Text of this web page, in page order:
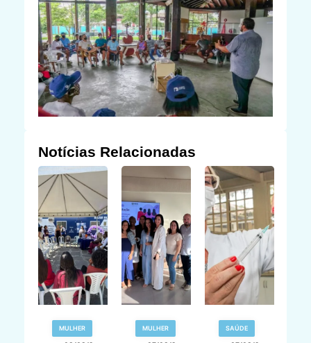
Notícias Relacionadas
MULHER MULHER SAÚDE